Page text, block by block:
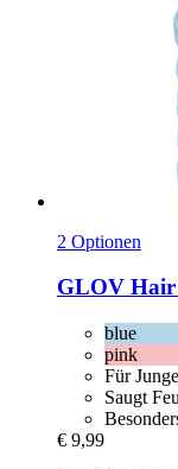
2 Optionen
GLOV Hair
blue
pink
Für
Saugt
€ 9,99